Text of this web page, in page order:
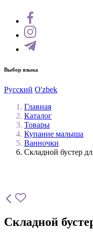
Выбор языка
Русский O'zbek
Главная
Каталог
Товары
Купание малыша
Ванночки
Складной бустер
Складной